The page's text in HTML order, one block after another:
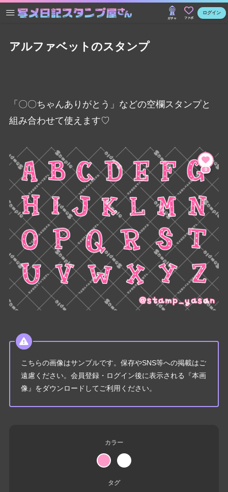
ガチャ ファボ
ログイン
アルファベットのスタンプ
「〇〇ちゃんありがとう」などの空欄スタンプと
組み合わせて使えます♡
0
こちらの画像はサンプルです。保存やSNS等への掲載はご
遠慮ください。会員登録・ログイン後に表示される『本画
像』をダウンロードしてご利用ください。
カラー
タグ